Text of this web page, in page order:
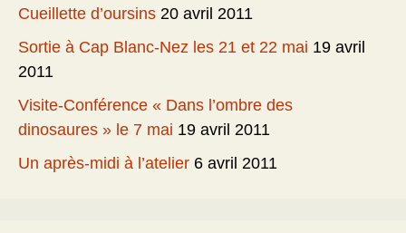
Cueillette d’oursins 20 avril 2011
Sortie à Cap Blanc-Nez les 21 et 22 mai 19 avril
2011
Visite-Conférence « Dans l’ombre des
dinosaures » le 7 mai 19 avril 2011
Un après-midi à l’atelier 6 avril 2011